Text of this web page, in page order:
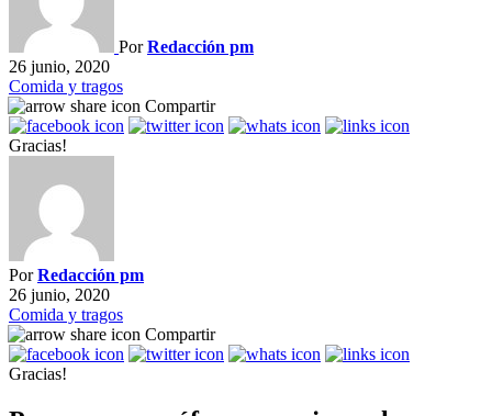
PorRedacción pm
26 junio, 2020
Comida y tragos
Compartir
Gracias!
PorRedacción pm
26 junio, 2020
Comida y tragos
Compartir
Gracias!